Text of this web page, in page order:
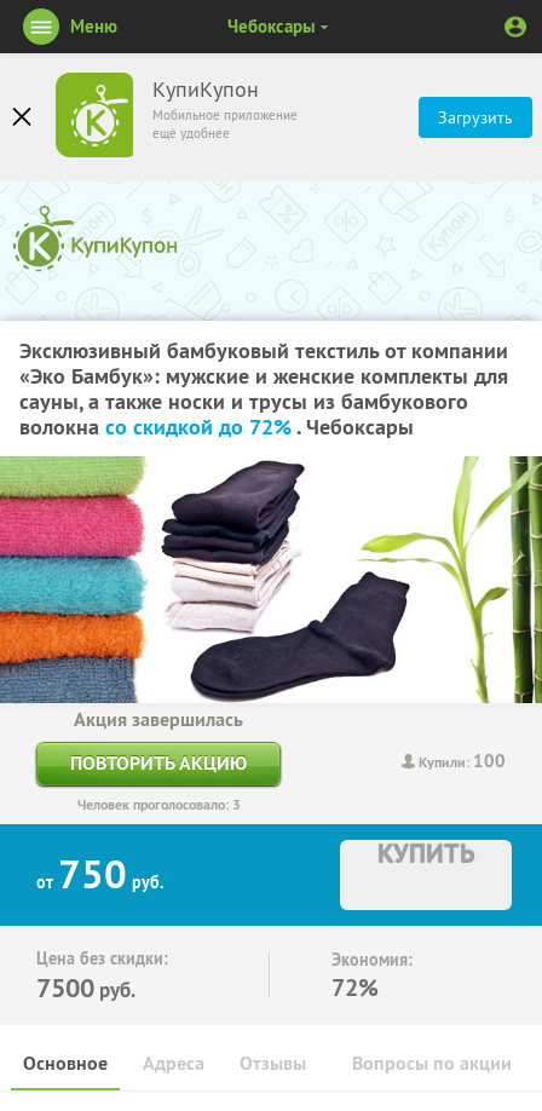
КупиКупон
Мобильное приложение
ещё удобнее
Загрузить
Меню Чебоксары
Эксклюзивный бамбуковый текстиль от компании
«Эко Бамбук»: мужские и женские комплекты для
сауны, а также носки и трусы из бамбукового
волокна со скидкой до 72%. Чебоксары
Купили: 100
Акция завершилась
ПОВТОРИТЬ АКЦИЮ
Человек проголосовало: 3
от 750 руб.
КУПИТЬ
Цена без скидки:
7500 руб.
Экономия:
72%
Основное Отзывы Вопросы по акции
Адреса